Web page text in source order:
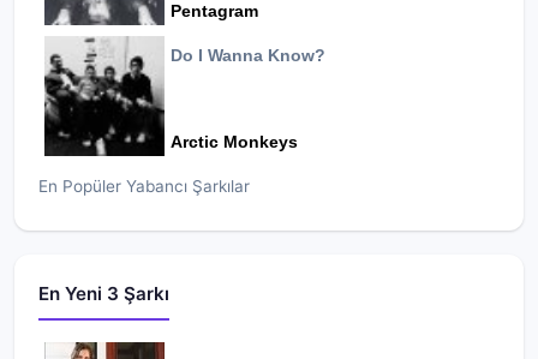
Pentagram
Do I Wanna Know?
Arctic Monkeys
En Popüler Yabancı Şarkılar
En Yeni 3 Şarkı